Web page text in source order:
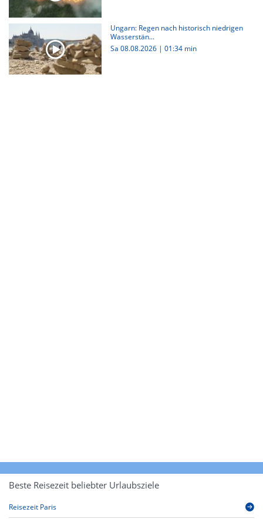
Ungarn: Regen nach historisch niedrigen
Wasserstän...
Sa 08.08.2026 | 01:34 min
Beste Reisezeit beliebter Urlaubsziele
Reisezeit Paris